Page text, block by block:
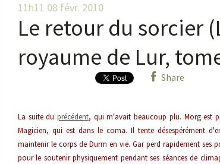
11h11 08 févr. 2010
Le retour du sorcier
royaume de Lur,
Share
La suite duprécédent, qui m'avait beaucoup plu. Morg est
Magicien, qui est dans le coma. Il tente désespérément
maintenir le corps de Durm en vie. Gar perd rapidement ses
pour le soutenir physiquement pendant ses séances de